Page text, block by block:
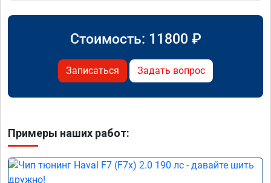
Стоимость: 11800 ₽
Записаться Задать вопрос
Примеры наших работ: